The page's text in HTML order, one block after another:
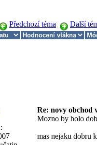
Předchozí téma Další
Re: novy obchod
Mozno by bolo
mas nejaku dobru